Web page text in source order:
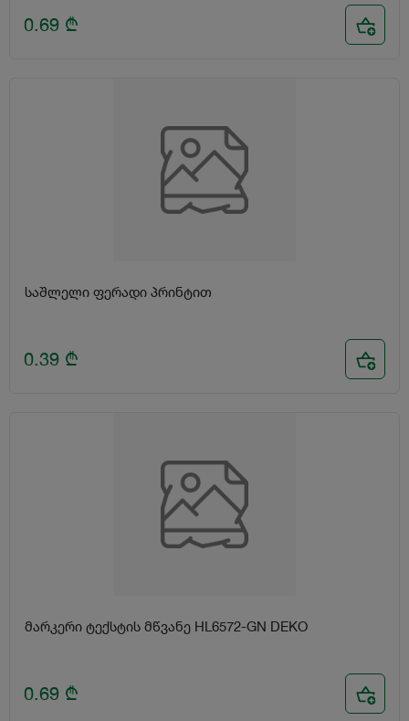
0.69 ₾
საშლელი ფერადი პრინტით
0.39 ₾
მარკერი ტექსტის მწვანე HL6572-GN DEKO
0.69 ₾